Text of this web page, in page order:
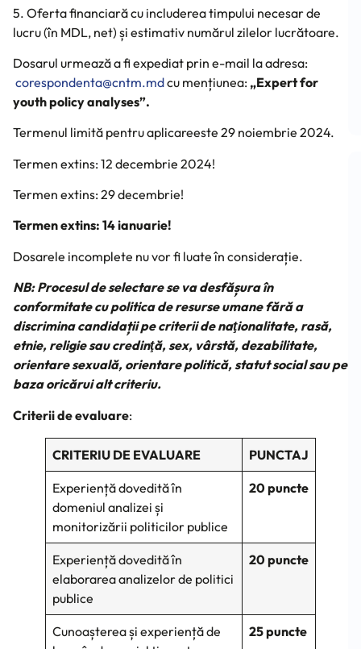
5. Oferta financiară cu includerea timpului necesar de
lucru (în MDL, net) și estimativ numărul zilelor lucrătoare.
Dosarul urmează a fi expediat prin e-mail la adresa:
corespondenta@cntm.md cu mențiunea: „Expert for
youth policy analyses”.
Termenul limită pentru aplicareeste 29 noiembrie 2024.
Termen extins: 12 decembrie 2024!
Termen extins: 29 decembrie!
Termen extins: 14 ianuarie!
Dosarele incomplete nu vor fi luate în considerație.
NB: Procesul de selectare se va desfășura în
conformitate cu politica de resurse umane fără a
discrimina candidații pe criterii de naţionalitate, rasă,
etnie, religie sau credinţă, sex, vârstă, dezabilitate,
orientare sexuală, orientare politică, statut social sau pe
baza oricărui alt criteriu.
Criterii de evaluare:
CRITERIU DE EVALUARE PUNCTAJ
Experiență dovedită în
domeniul analizei și
monitorizării politicilor publice
20 puncte
Experiență dovedită în
elaborarea analizelor de politici
publice
20 puncte
Cunoașterea și experiență de
25 puncte